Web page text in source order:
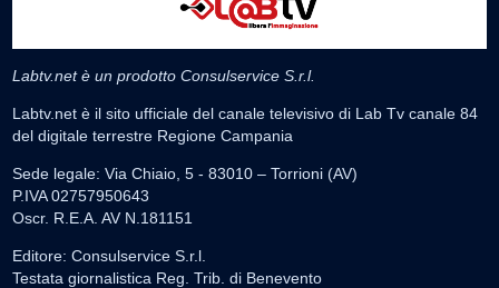
Labtv.net è un prodotto Consulservice S.r.l.
Labtv.net è il sito ufficiale del canale televisivo di Lab Tv canale 84
del digitale terrestre Regione Campania
Sede legale: Via Chiaio, 5 - 83010 – Torrioni (AV)
P.IVA 02757950643
Oscr. R.E.A. AV N.181151
Editore: Consulservice S.r.l.
Testata giornalistica Reg. Trib. di Benevento